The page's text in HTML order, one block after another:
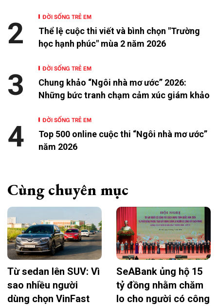
ĐỜI SỐNG TRẺ EM
Thể lệ cuộc thi viết và bình chọn "Trường
học hạnh phúc" mùa 2 năm 2026
2
ĐỜI SỐNG TRẺ EM
Chung khảo “Ngôi nhà mơ ước” 2026:
Những bức tranh chạm cảm xúc giám khảo
3
ĐỜI SỐNG TRẺ EM
Top 500 online cuộc thi “Ngôi nhà mơ ước”
năm 2026
4
Cùng chuyên mục
Từ sedan lên SUV: Vì
sao nhiều người
dùng chọn VinFast
SeABank ủng hộ 15
tỷ đồng nhằm chăm
lo cho người có công